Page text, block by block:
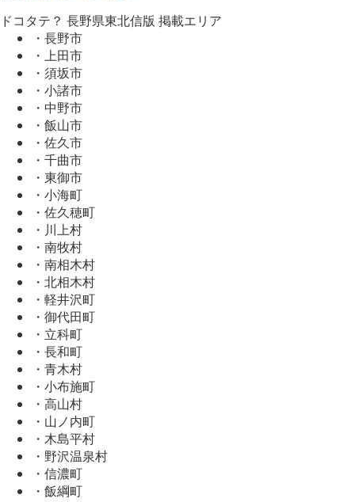
ドコタテ？ 長野県東北信版 掲載エリア
・長野市
・上田市
・須坂市
・小諸市
・中野市
・飯山市
・佐久市
・千曲市
・東御市
・小海町
・佐久穂町
・川上村
・南牧村
・南相木村
・北相木村
・軽井沢町
・御代田町
・立科町
・長和町
・青木村
・小布施町
・高山村
・山ノ内町
・木島平村
・野沢温泉村
・信濃町
・飯綱町